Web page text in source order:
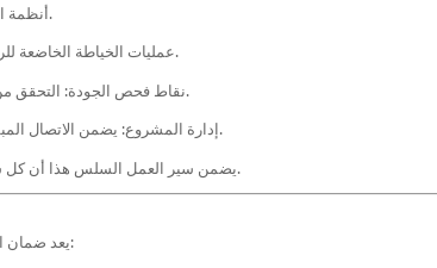
أنظمة القطع الآلية: تحافظ على دقة اللوحة وتقلل من هدر القماش.
عمليات الخياطة الخاضعة للرقابة: عمليات التفتيش متعددة المراحل تضمن دقة الخياطة.
نقاط فحص الجودة: التحقق من محاذاة اللوحة، وشد الغرز، وقوة التماس، وتناسق الألوان.
إدارة المشروع: يضمن الاتصال المبسط التسليم في الوقت المناسب، خاصة للطلبات المجمعة.
يضمن سير العمل السلس هذا أن كل سترة ذات قلنسوة مقسمة تجسد الحرفية والتميز الوظيفي.
يعد ضمان الجودة أمرًا بالغ الأهمية للحفاظ على سمعة العلامة التجارية: